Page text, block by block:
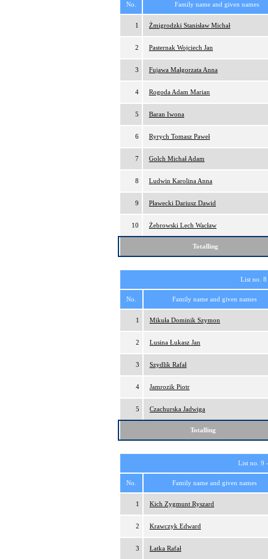
No. Family name and given names
1 Żmigrodzki Stanisław Michał
2 Pasternak Wojciech Jan
3 Fujawa Małgorzata Anna
4 Rogoda Adam Marian
5 Baran Iwona
6 Ryrych Tomasz Paweł
7 Golch Michał Adam
8 Ludwin Karolina Anna
9 Pławecki Dariusz Dawid
10 Żebrowski Lech Wacław
Totalling
List no.
No. Family name and given names
1 Mikuła Dominik Szymon
2 Lusina Łukasz Jan
3 Szydlik Rafał
4 Jamrozik Piotr
5 Czachurska Jadwiga
Totalling
List no. 9
No. Family name and given names
1 Kich Zygmunt Ryszard
2 Krawczyk Edward
3 Łatka Rafał